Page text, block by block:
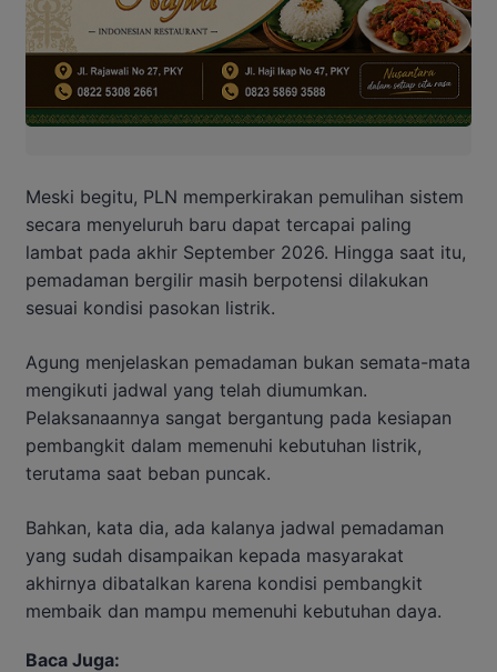
Meski begitu, PLN memperkirakan pemulihan sistem
secara menyeluruh baru dapat tercapai paling
lambat pada akhir September 2026. Hingga saat itu,
pemadaman bergilir masih berpotensi dilakukan
sesuai kondisi pasokan listrik.
Agung menjelaskan pemadaman bukan semata-mata
mengikuti jadwal yang telah diumumkan.
Pelaksanaannya sangat bergantung pada kesiapan
pembangkit dalam memenuhi kebutuhan listrik,
terutama saat beban puncak.
Bahkan, kata dia, ada kalanya jadwal pemadaman
yang sudah disampaikan kepada masyarakat
akhirnya dibatalkan karena kondisi pembangkit
membaik dan mampu memenuhi kebutuhan daya.
Baca Juga: